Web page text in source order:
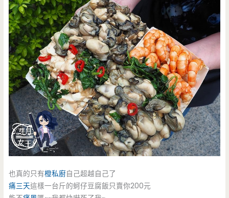
也真的只有橙私廚自己超越自己了
痛三天這樣一台斤的蚵仔豆腐飯只賣你200元